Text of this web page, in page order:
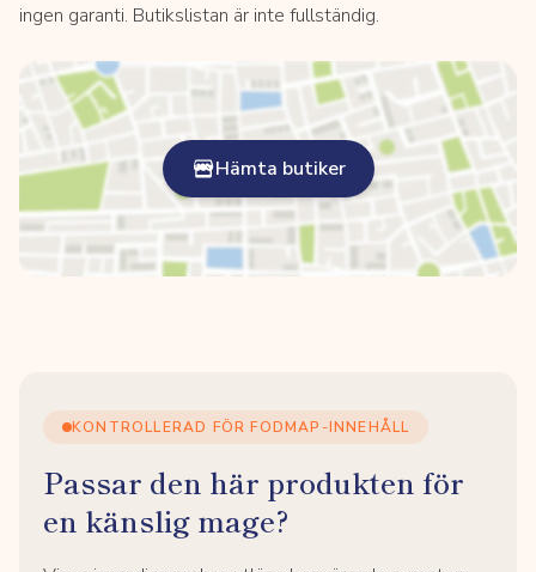
ingen garanti. Butikslistan är inte fullständig.
Hämta butiker
KONTROLLERAD FÖR FODMAP-INNEHÅLL
Passar den här produkten för
en känslig mage?